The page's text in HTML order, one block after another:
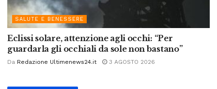
SALUTE E BENESSERE
Eclissi solare, attenzione agli occhi: “Per
guardarla gli occhiali da sole non bastano”
Da Redazione Ultimenews24.it 3 AGOSTO 2026